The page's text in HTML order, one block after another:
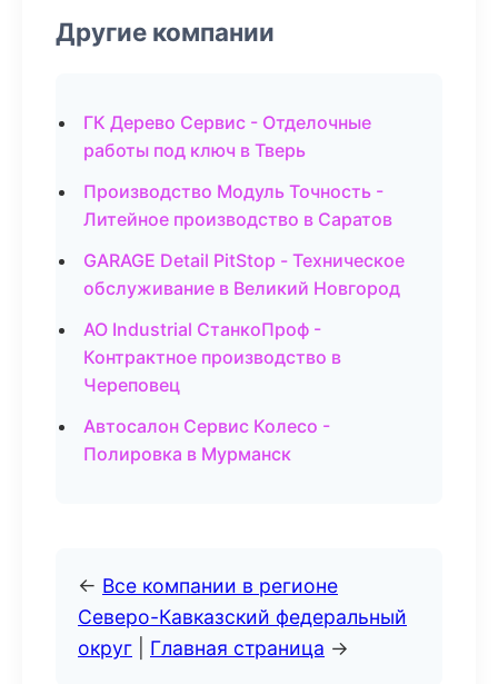
Другие компании
ГК Дерево Сервис - Отделочные
работы под ключ в Тверь
Производство Модуль Точность -
Литейное производство в Саратов
GARAGE Detail PitStop - Техническое
обслуживание в Великий Новгород
АО Industrial СтанкоПроф -
Контрактное производство в
Череповец
Автосалон Сервис Колесо -
Полировка в Мурманск
← Все компании в регионе
Северо-Кавказский федеральный
округ
Главная страница →